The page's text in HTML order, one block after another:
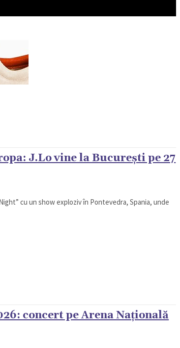
J.Lo vine la București pe 27
cu un show exploziv în Pontevedra, Spania, unde
concert pe Arena Națională